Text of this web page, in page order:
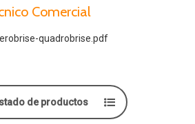
Comercial
quadrobrise.pdf
de productos